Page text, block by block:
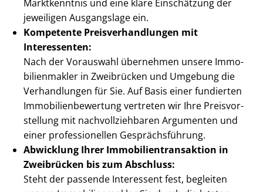
Marktkenntnis und eine klare Einschätzung der
jeweiligen Ausgangslage ein.
Kompetente Preis­ver­hand­lun­gen mit
Interessenten:
Nach der Vorauswahl übernehmen unsere Im­mo­
bi­li­en­mak­ler in Zweibrücken und Umgebung die
Verhandlungen für Sie. Auf Basis einer fundierten
Im­mo­bi­li­en­be­wer­tung vertreten wir Ihre Preis­vor­
stel­lung mit nach­voll­zieh­ba­ren Argumenten und
einer professionellen Ge­sprächs­füh­rung.
Abwicklung Ihrer Im­mo­bi­li­en­trans­ak­ti­on in
Zweibrücken bis zum Abschluss:
Steht der passende Interessent fest, begleiten